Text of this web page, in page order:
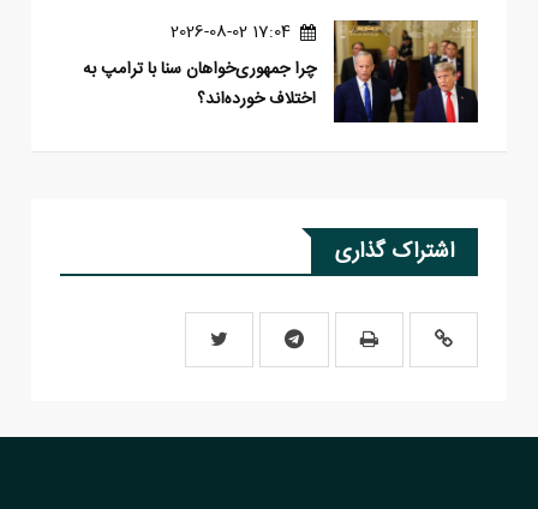
17:04 2026-08-02
چرا جمهوری‌خواهان سنا با ترامپ به
اختلاف خورده‌اند؟
اشتراک گذاری